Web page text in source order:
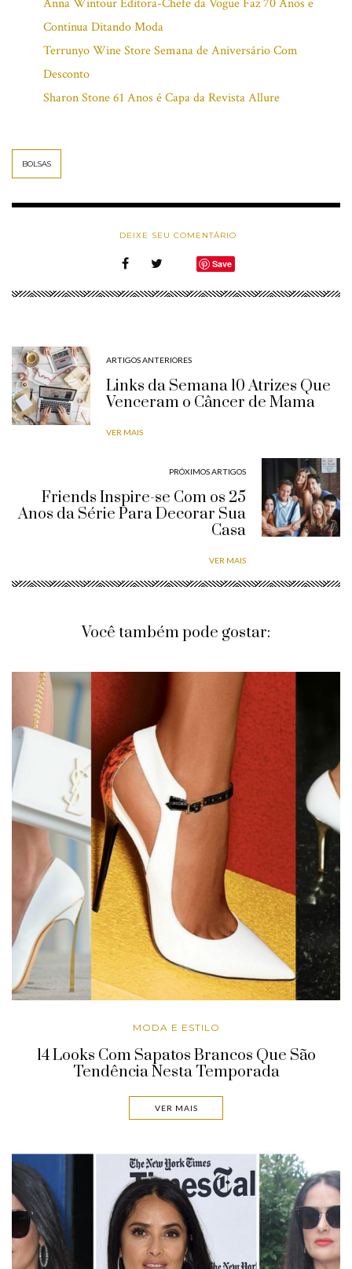
Anna Wintour Editora-Chefe da Vogue Faz 70 Anos e
Continua Ditando Moda
Terrunyo Wine Store Semana de Aniversário Com
Desconto
Sharon Stone 61 Anos é Capa da Revista Allure
BOLSAS
DEIXE SEU COMENTÁRIO
Save
ARTIGOS ANTERIORES
Links da Semana 10 Atrizes Que
Venceram o Câncer de Mama
VER MAIS
PRÓXIMOS ARTIGOS
Friends Inspire-se Com os 25
Anos da Série Para Decorar Sua
Casa
VER MAIS
Você também pode gostar:
MODA E ESTILO
14 Looks Com Sapatos Brancos Que São
Tendência Nesta Temporada
VER MAIS